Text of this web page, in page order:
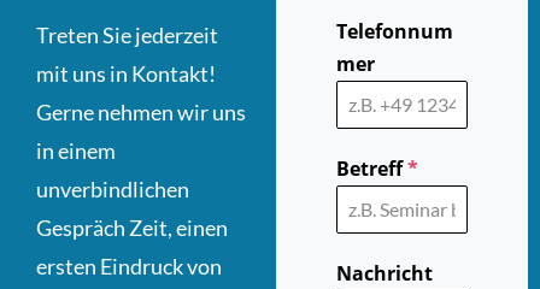
Treten Sie jederzeit
mit uns in Kontakt!
Gerne nehmen wir uns
in einem
unverbindlichen
Gespräch Zeit, einen
ersten Eindruck von
Telefonnum
mer
Betreff*
Nachricht